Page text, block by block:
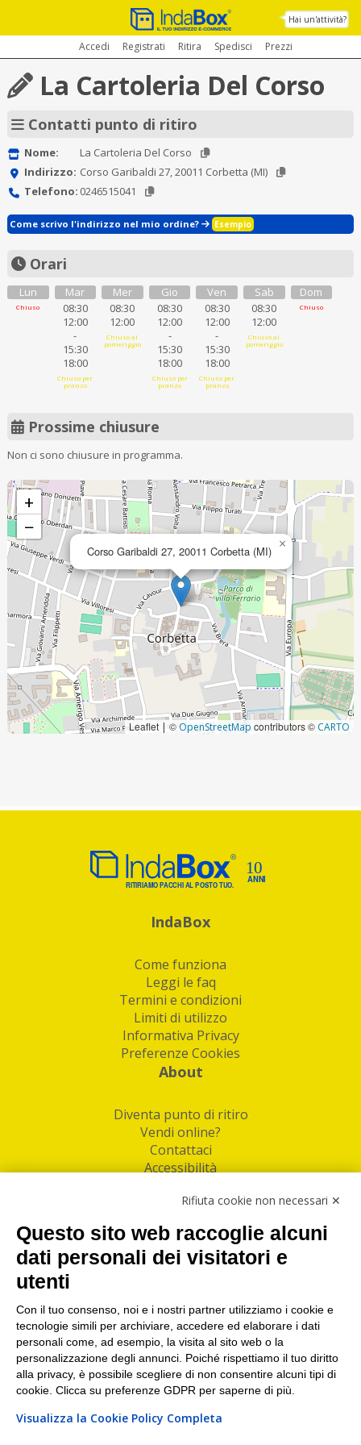
Hai un'attività?
Accedi Registrati Ritira Spedisci Prezzi
La Cartoleria Del Corso
Contatti punto di ritiro
Nome:
La Cartoleria Del Corso
Indirizzo: Corso Garibaldi 27, 20011 Corbetta (MI)
Telefono: 0246515041
Come scrivo l'indirizzo nel mio ordine? Esempio
Orari
Lun
Chiuso
Mar
08:30
12:00
-
15:30
18:00
Chiuso per
pranzo
Mer
08:30
12:00
Chiuso al
pomeriggio
Gio
08:30
12:00
-
15:30
18:00
Chiuso per
pranzo
Ven
08:30
12:00
-
15:30
18:00
Chiuso per
pranzo
Sab
08:30
12:00
Chiuso al
pomeriggio
Dom
Chiuso
Prossime chiusure
Non ci sono chiusure in programma.
Corso Garibaldi 27, 20011 Corbetta (MI) ×
+
−
Leaflet | ©OpenStreetMap contributors © CARTO
IndaBox
Come funziona
Leggi le faq
Termini e condizioni
Limiti di utilizzo
Informativa Privacy
Preferenze Cookies
About
Diventa punto di ritiro
Vendi online?
Contattaci
Accessibilità
Facebook
Linkedin
I nostri punti di ritiro e spedizione pacchi nelle
maggiori città italiane
Torino|Milano|Roma|Bologna|Firenze| Genova
Napoli|Varese
Rifiuta cookie non necessari ✕
Questo sito web raccoglie alcuni
dati personali dei visitatori e
utenti
Con il tuo consenso, noi e i nostri partner utilizziamo i cookie e
tecnologie simili per archiviare, accedere ed elaborare i dati
personali come, ad esempio, la visita al sito web o la
personalizzazione degli annunci. Poiché rispettiamo il tuo diritto
alla privacy, è possibile scegliere di non consentire alcuni tipi di
cookie. Clicca su preferenze GDPR per saperne di più.
Visualizza la Cookie Policy Completa